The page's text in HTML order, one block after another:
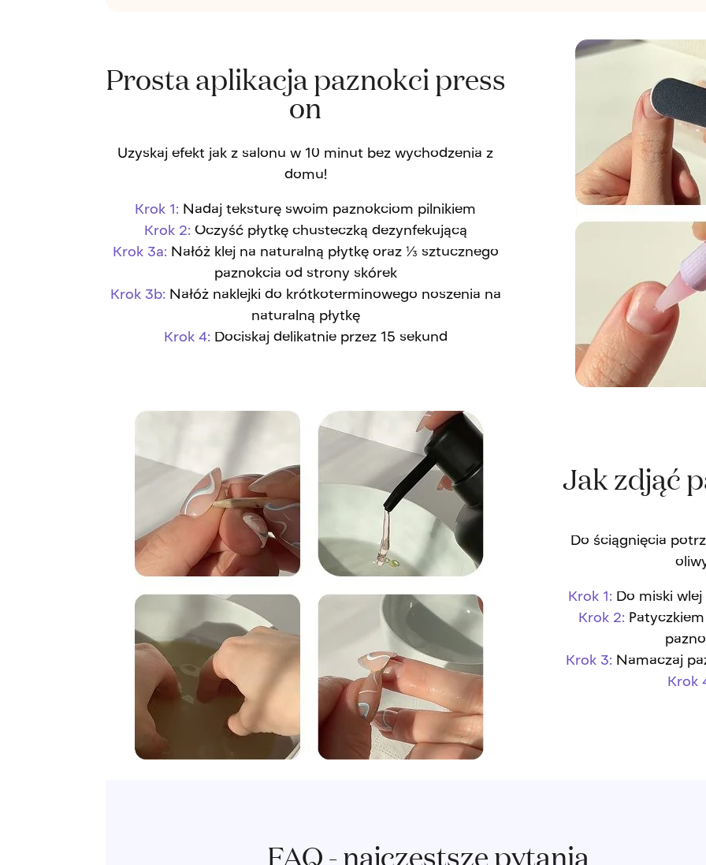
Prosta aplikacja paznokci press
on
Uzyskaj efekt jak z salonu w 10 minut bez wychodzenia z
domu!
Krok 1: Nadaj teksturę swoim paznokciom pilnikiem
Krok 2: Oczyść płytkę chusteczką dezynfekującą
Krok 3a: Nałóż klej na naturalną płytkę oraz ⅓ sztucznego
paznokcia od strony skórek
Krok 3b: Nałóż naklejki do krótkoterminowego noszenia na
naturalną płytkę
Krok 4: Dociskaj delikatnie przez 15 sekund
Jak zdjąć
Do ściągnięcia
Krok 1: Do miski wlej
Krok 2:
Krok 3: Namaczaj
Krok
FAQ - najczęstsze pytania